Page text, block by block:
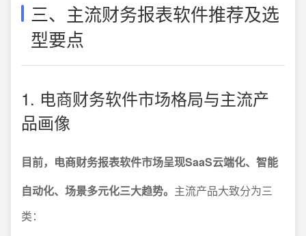
三、主流财务报表软件推荐及选
型要点
1. 电商财务软件市场格局与主流产
品画像
目前，电商财务报表软件市场呈现SaaS云端化、智能
自动化、场景多元化三大趋势。 主流产品大致分为三
类：